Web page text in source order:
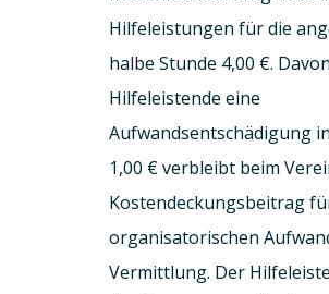
Hilfeleistungen für die
halbe Stunde 4,00 €.
Hilfeleistende eine
Aufwandsentschädigung
1,00 € verbleibt beim
Kostendeckungsbeitrag
organisatorischen
Vermittlung. Der